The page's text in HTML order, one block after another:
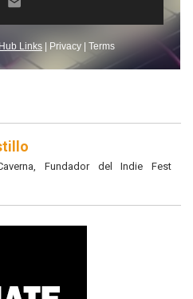
Fundador del Indie Fest